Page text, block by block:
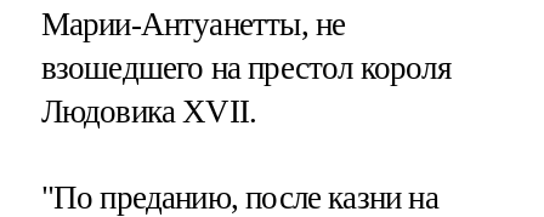
Марии-Антуанетты, не
взошедшего на престол короля
Людовика XVII.
"По преданию, после казни на